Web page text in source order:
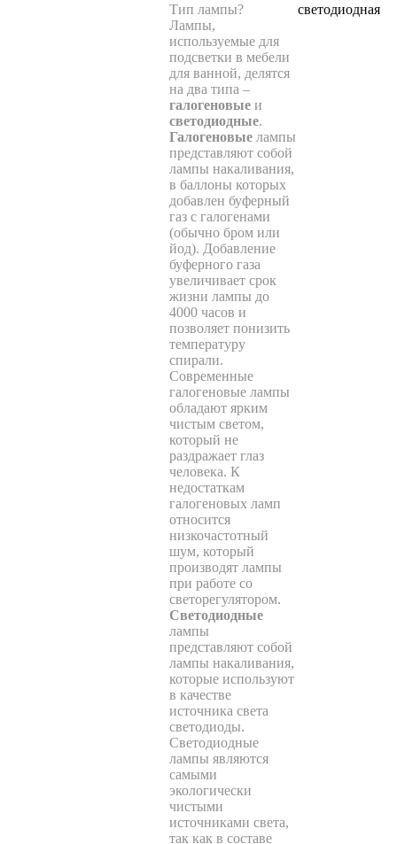
Тип лампы?
Лампы,
используемые для
подсветки в мебели
для ванной, делятся
на два типа –
галогеновые и
светодиодные.
Галогеновые лампы
представляют собой
лампы накаливания,
в баллоны которых
добавлен буферный
газ с галогенами
(обычно бром или
йод). Добавление
буферного газа
увеличивает срок
жизни лампы до
4000 часов и
позволяет понизить
температуру
спирали.
Современные
галогеновые лампы
обладают ярким
чистым светом,
который не
раздражает глаз
человека. К
недостаткам
галогеновых ламп
относится
низкочастотный
шум, который
производят лампы
при работе со
светорегулятором.
Светодиодные
лампы
представляют собой
лампы накаливания,
которые используют
в качестве
источника света
светодиоды.
Светодиодные
лампы являются
самыми
экологически
чистыми
источниками света,
так как в составе
светодиодная